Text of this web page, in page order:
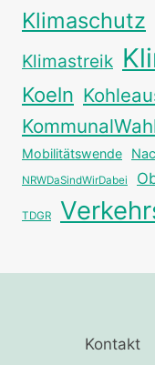
Klimaschutz
Klimastreik
Koeln
Mobilitätswende
NRWDaSindWirDabei
TDGR
Kontakt